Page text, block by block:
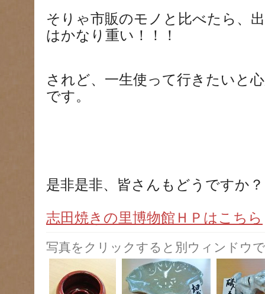
そりゃ市販のモノと比べたら、
はかなり重い！！！
されど、一生使って行きたいと
です。
是非是非、皆さんもどうですか
志田焼きの里博物館ＨＰはこちら
写真をクリックすると別ウィンドウ